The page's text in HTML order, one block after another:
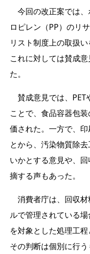
今回の改正案では、
ロピレン（PP）のリ
リスト制度上の取扱
これに対しては賛成
た。
賛成意見では、PET
ことで、食品容器包
価された。一方で、
とから、汚染物質除
いかとする意見や、
摘する声もあった。
消費者庁は、回収材
ルで管理されている
を対象とした処理工
その判断は個別に行